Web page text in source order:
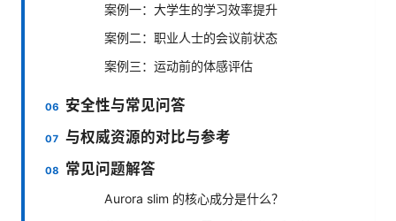
案例一：大学生的学习效率提升
案例二：职业人士的会议前状态
案例三：运动前的体感评估
安全性与常见问答
与权威资源的对比与参考
常见问题解答
Aurora slim 的核心成分是什么？